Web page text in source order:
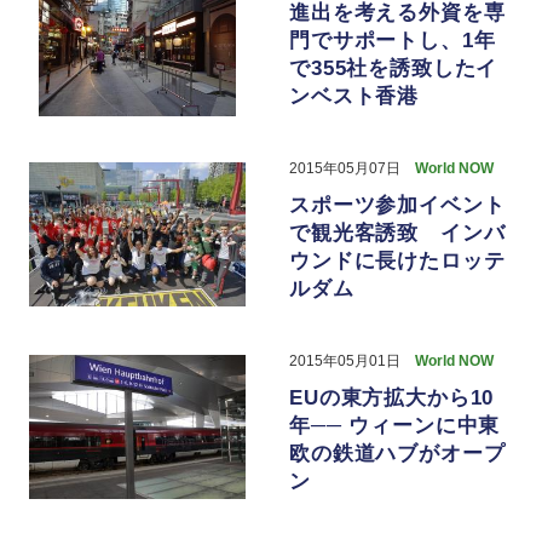
進出を考える外資を専
門でサポートし、1年
で355社を誘致したイ
ンベスト香港
2015年05月07日 World NOW
スポーツ参加イベント
で観光客誘致 インバ
ウンドに長けたロッテ
ルダム
2015年05月01日 World NOW
EUの東方拡大から10
年── ウィーンに中東
欧の鉄道ハブがオープ
ン